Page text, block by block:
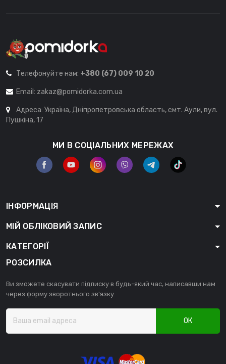
Телефонуйте нам: +380 (67) 009 10 20
Email: zakaz@pomidorka.com.ua
Адреса: Україна, Дніпропетровська область, смт. Аули, вул.
Пушкіна, 17
МИ В СОЦІАЛЬНИХ МЕРЕЖАХ
ІНФОРМАЦІЯ
МІЙ ОБЛІКОВИЙ ЗАПИС
КАТЕГОРІЇ
РОЗСИЛКА
Ви зможете скасувати підписку в будь-який час, написавши нам
через форму зворотнього зв'язку.
ОК